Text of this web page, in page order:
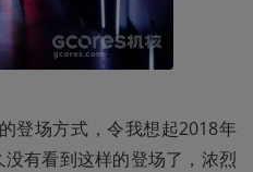
登场方式，令我想起2018年
有看到这样的登场了，浓烈